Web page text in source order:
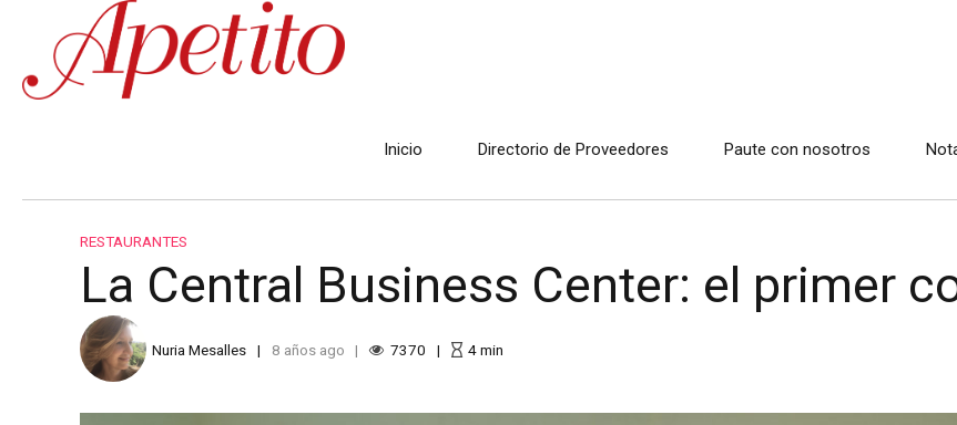
Inicio Directorio de Proveedores Paute con nosotros
RESTAURANTES
La Central Business Center: el primer
Nuria Mesalles 8 años ago 7370 4min